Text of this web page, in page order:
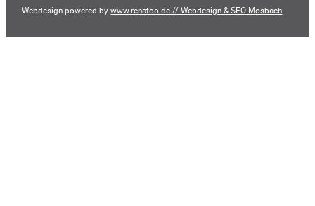
Webdesign powered bywww.renatoo.de // Webdesign & SEO Mosbach